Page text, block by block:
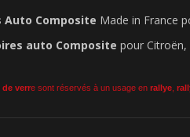
Auto Composite Made in France
auto Composite pour Citroën,
verre sont réservés à un usage en rallye,